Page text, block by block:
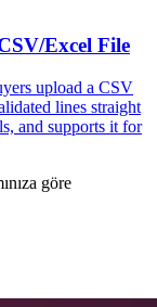
Excel File
upload a CSV
lines straight
and supports it for
göre